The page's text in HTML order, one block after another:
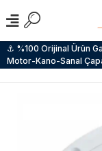
⚓ %100 Orijinal Ürün
Motor-Kano-Sanal